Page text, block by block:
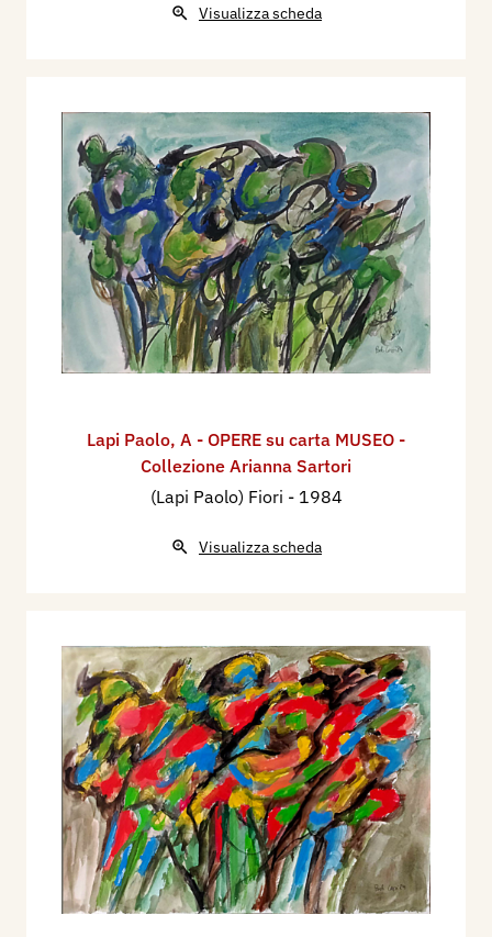
Visualizza scheda
Lapi Paolo, A - OPERE su carta MUSEO -
Collezione Arianna Sartori
(Lapi Paolo) Fiori - 1984
Visualizza scheda